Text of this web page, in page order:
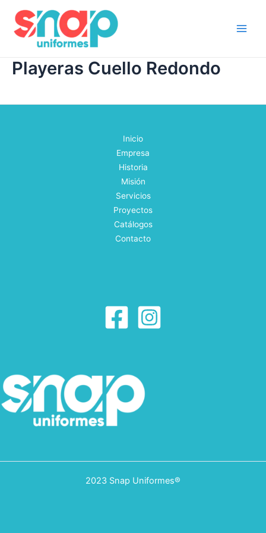
content
Playeras Cuello Redondo
Inicio
Empresa
Historia
Misión
Servicios
Proyectos
Catálogos
Contacto
2023 Snap Uniformes®